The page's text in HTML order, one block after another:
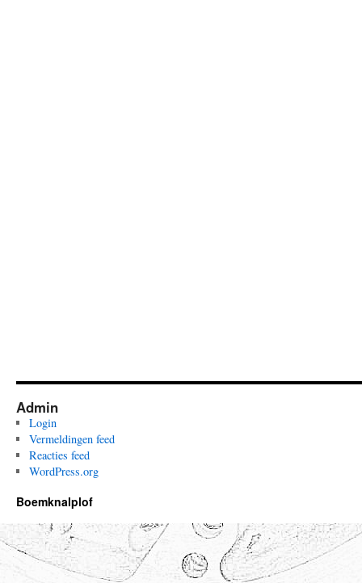
Admin
Login
Vermeldingen feed
Reacties feed
WordPress.org
Boemknalplof